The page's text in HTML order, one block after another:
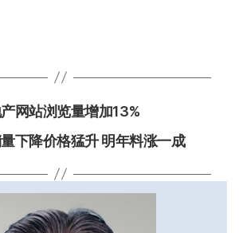
网站浏览量增加13%
下降价格猛升 明年料涨一成